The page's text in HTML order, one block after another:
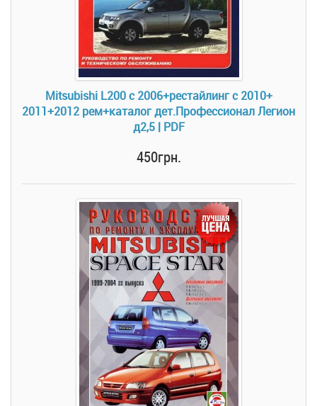
Mitsubishi L200 c 2006+рестайлинг с 2010+
2011+2012 рем+каталог дет.Профессионал Легион
д2,5 | PDF
450грн.